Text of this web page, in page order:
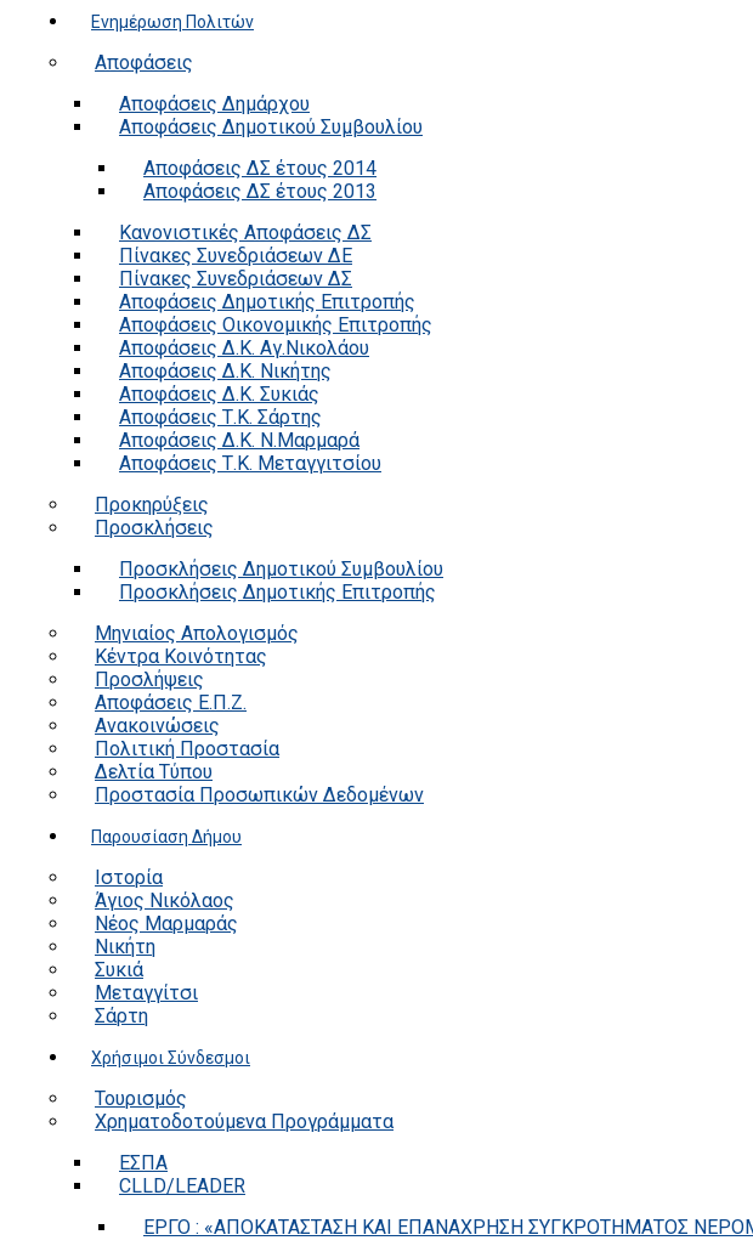
Ενημέρωση Πολιτών
Αποφάσεις
Αποφάσεις Δημάρχου
Αποφάσεις Δημοτικού Συμβουλίου
Αποφάσεις ΔΣ έτους 2014
Αποφάσεις ΔΣ έτους 2013
Κανονιστικές Αποφάσεις ΔΣ
Πίνακες Συνεδριάσεων ΔΕ
Πίνακες Συνεδριάσεων ΔΣ
Αποφάσεις Δημοτικής Επιτροπής
Αποφάσεις Οικονομικής Επιτροπής
Αποφάσεις Δ.Κ. Αγ.Νικολάου
Αποφάσεις Δ.Κ. Νικήτης
Αποφάσεις Δ.Κ. Συκιάς
Αποφάσεις Τ.Κ. Σάρτης
Αποφάσεις Δ.Κ. Ν.Μαρμαρά
Αποφάσεις Τ.Κ. Μεταγγιτσίου
Προκηρύξεις
Προσκλήσεις
Προσκλήσεις Δημοτικού Συμβουλίου
Προσκλήσεις Δημοτικής Επιτροπής
Μηνιαίος Απολογισμός
Κέντρα Κοινότητας
Προσλήψεις
Αποφάσεις Ε.Π.Ζ.
Ανακοινώσεις
Πολιτική Προστασία
Δελτία Τύπου
Προστασία Προσωπικών Δεδομένων
Παρουσίαση Δήμου
Ιστορία
Άγιος Νικόλαος
Νέος Μαρμαράς
Νικήτη
Συκιά
Μεταγγίτσι
Σάρτη
Χρήσιμοι Σύνδεσμοι
Τουρισμός
Χρηματοδοτούμενα Προγράμματα
ΕΣΠΑ
CLLD/LEADER
ΕΡΓΟ : «ΑΠΟΚΑΤΑΣΤΑΣΗ ΚΑΙ ΕΠΑΝΑΧΡΗΣΗ ΣΥΓΚΡΟΤΗΜΑΤΟΣ